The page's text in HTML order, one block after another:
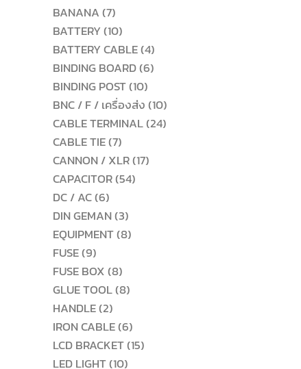
BANANA 77
สินค้า
BATTERY 1010
สินค้า
BATTERY CABLE 44
สินค้า
BINDING BOARD 66
BINDING POST 1010
สินค้า
BNC / F / เครื่องส่ง 1010
สินค้า
CABLE TERMINAL 2424
CABLE TIE 77
สินค้า
CANNON / XLR 1717
CAPACITOR 5454
DC / AC 66
สินค้า
DIN GEMAN 33
สินค้า
EQUIPMENT 88
FUSE 99
สินค้า
FUSE BOX 88
สินค้า
GLUE TOOL 88
HANDLE 22
สินค้า
IRON CABLE 66
สินค้า
LCD BRACKET 1515
LED LIGHT 1010